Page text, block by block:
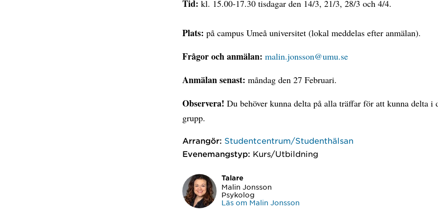
Tid: kl. 15.00-17.30 tisdagar den 14/3, 21/3, 28/3 och 4/4.
Plats: på campus Umeå universitet (lokal meddelas efter anmälan).
Frågor och anmälan: malin.jonsson@umu.se
Anmälan senast: måndag den 27 Februari.
Observera! Du behöver kunna delta på alla träffar för att kunna delta i
grupp.
Arrangör: Studentcentrum/Studenthälsan
Evenemangstyp: Kurs/Utbildning
Talare
Malin Jonsson
Psykolog
Läs om Malin Jonsson